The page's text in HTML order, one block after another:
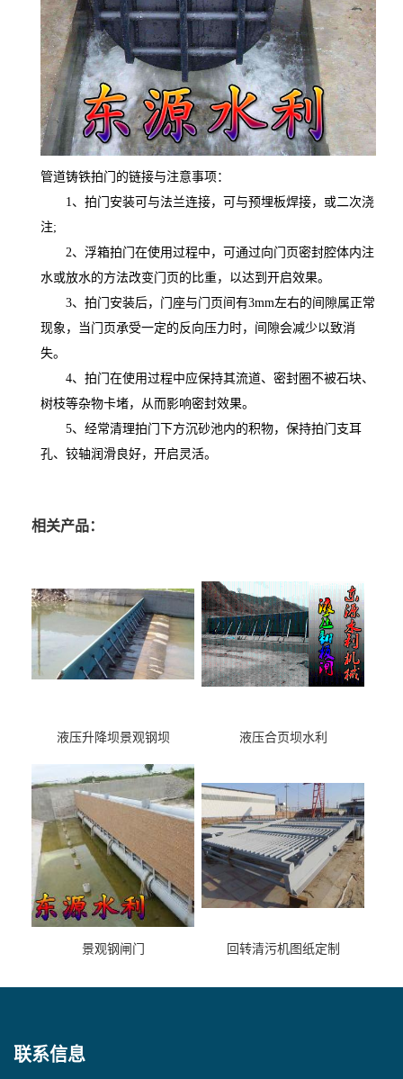
管道铸铁拍门的链接与注意事项：
1、拍门安装可与法兰连接，可与预埋板焊接，或二次浇
注;
2、浮箱拍门在使用过程中，可通过向门页密封腔体内注
水或放水的方法改变门页的比重，以达到开启效果。
3、拍门安装后，门座与门页间有3mm左右的间隙属正常
现象，当门页承受一定的反向压力时，间隙会减少以致消
失。
4、拍门在使用过程中应保持其流道、密封圈不被石块、
树枝等杂物卡堵，从而影响密封效果。
5、经常清理拍门下方沉砂池内的积物，保持拍门支耳
孔、铰轴润滑良好，开启灵活。
相关产品：
液压升降坝景观钢坝 液压合页坝水利
景观钢闸门 回转清污机图纸定制
联系信息